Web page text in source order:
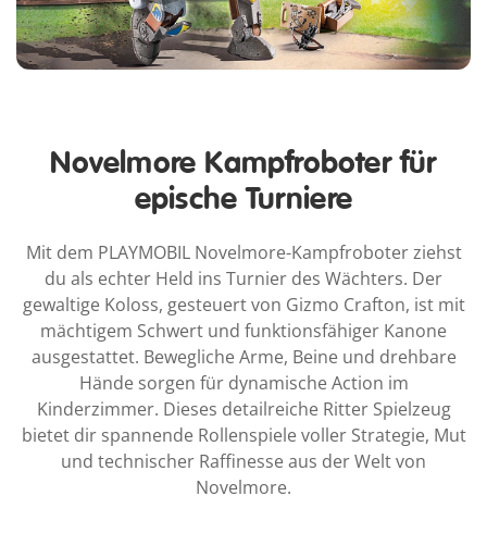
Novelmore Kampfroboter für
epische Turniere
Mit dem PLAYMOBIL Novelmore-Kampfroboter ziehst
du als echter Held ins Turnier des Wächters. Der
gewaltige Koloss, gesteuert von Gizmo Crafton, ist mit
mächtigem Schwert und funktionsfähiger Kanone
ausgestattet. Bewegliche Arme, Beine und drehbare
Hände sorgen für dynamische Action im
Kinderzimmer. Dieses detailreiche Ritter Spielzeug
bietet dir spannende Rollenspiele voller Strategie, Mut
und technischer Raffinesse aus der Welt von
Novelmore.